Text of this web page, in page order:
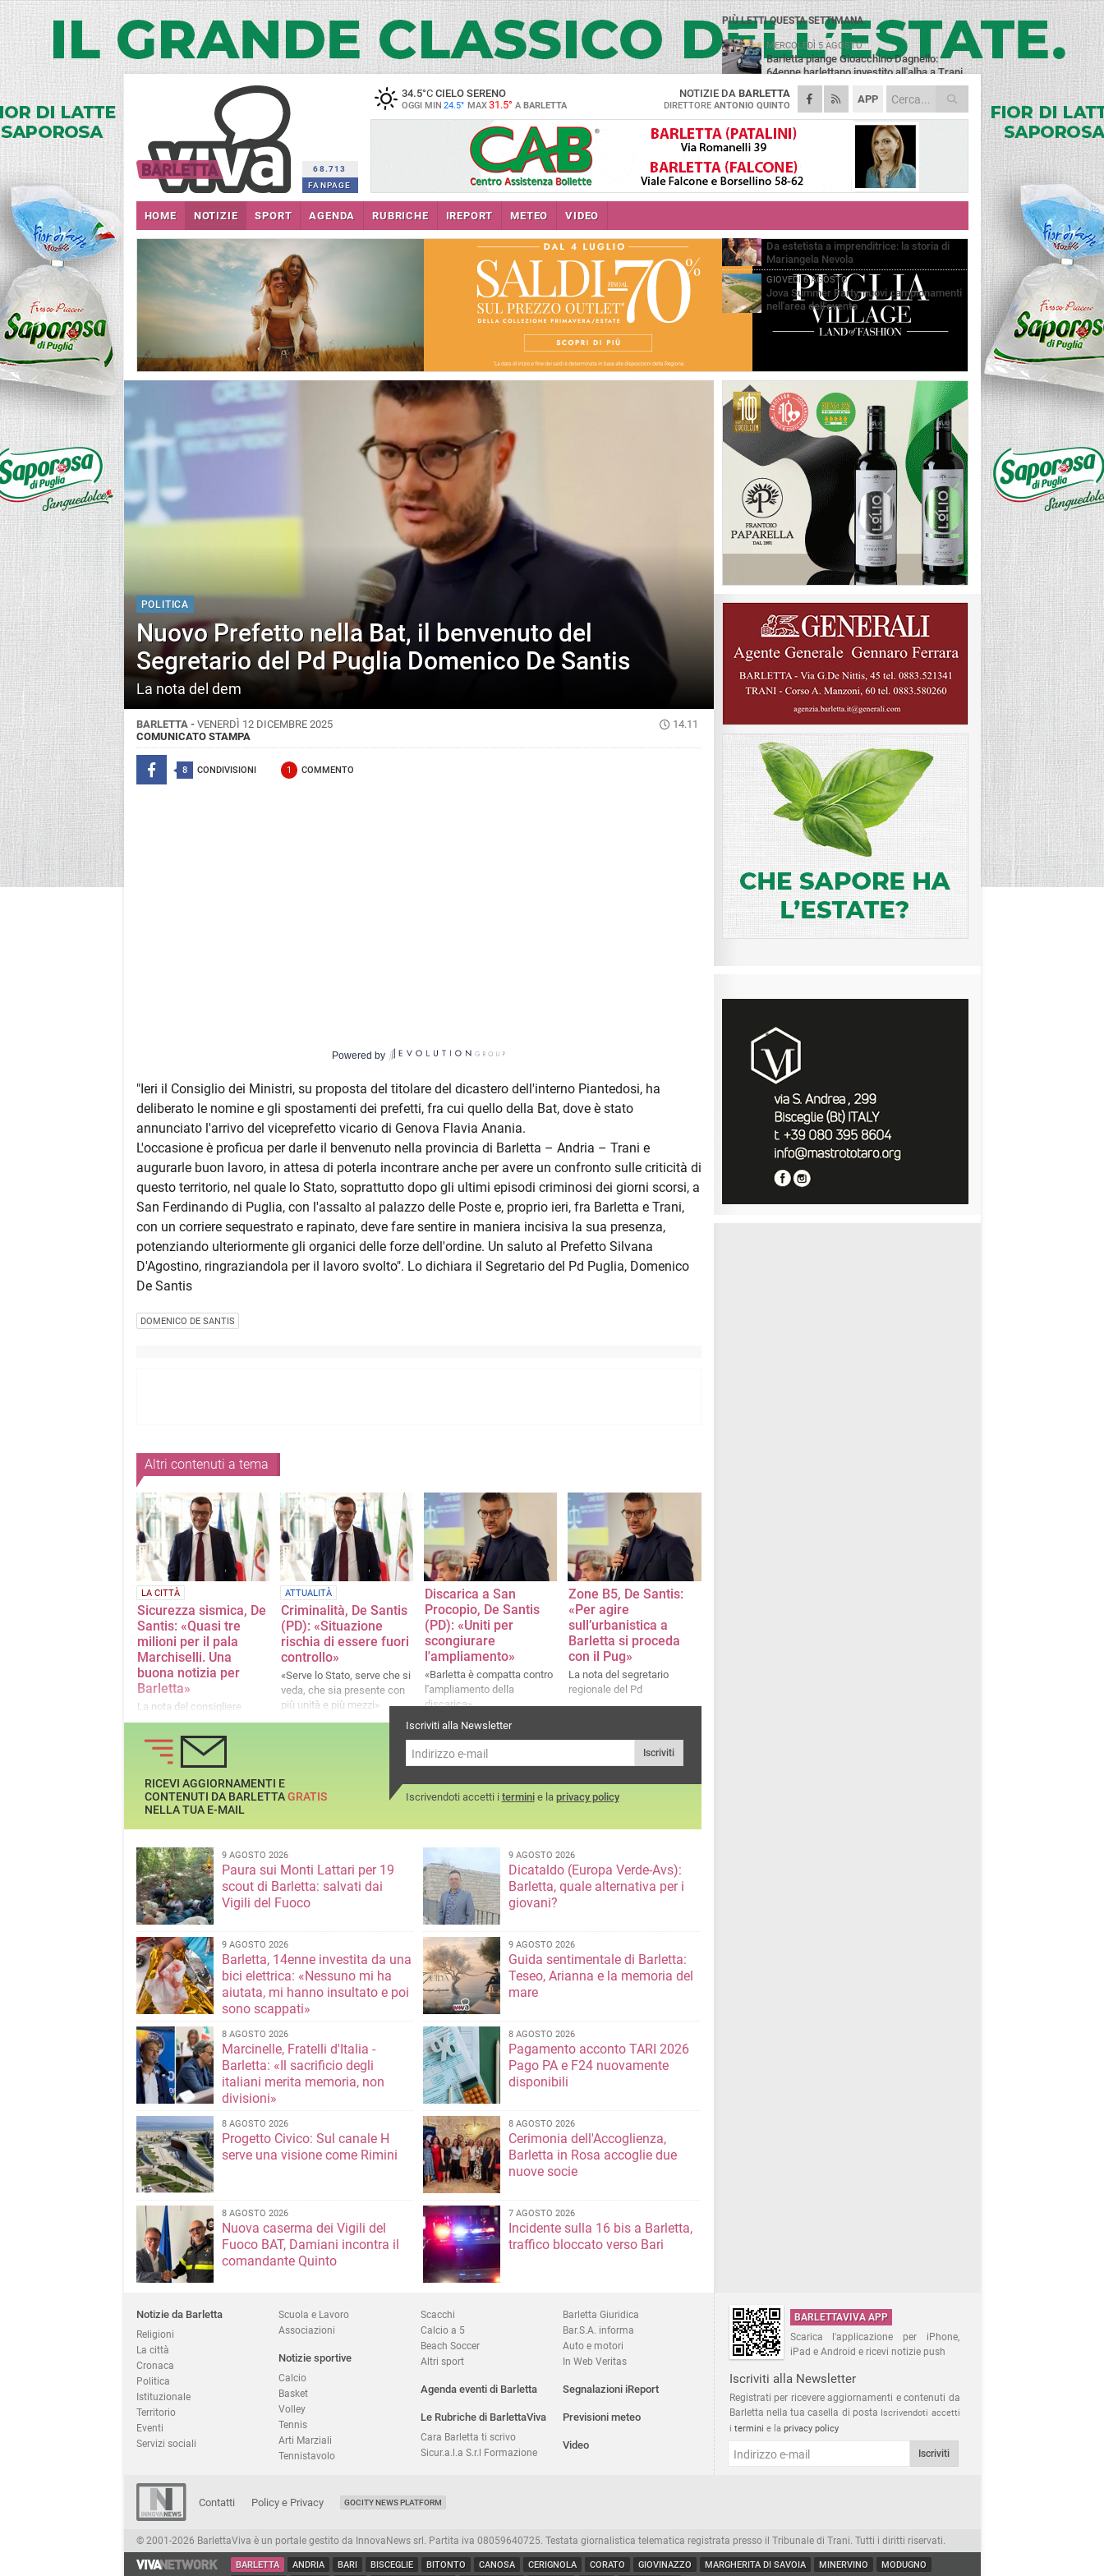
68.713
FANPAGE
34.5°CCIELO SERENO
OGGI MIN 24.5° MAX31.5° A BARLETTA
APP
NOTIZIE DA BARLETTA
DIRETTORE ANTONIO QUINTO
HOME NOTIZIE SPORT AGENDA RUBRICHE IREPORT METEO VIDEO
POLITICA
Nuovo Prefetto nella Bat, il benvenuto del
Segretario del Pd Puglia Domenico De Santis
La nota del dem
BARLETTA - VENERDÌ 12 DICEMBRE 2025
14.11
COMUNICATO STAMPA
8 CONDIVISIONI 1 COMMENTO
Powered by
"Ieri il Consiglio dei Ministri, su proposta del titolare del dicastero dell'interno Piantedosi, ha
deliberato le nomine e gli spostamenti dei prefetti, fra cui quello della Bat, dove è stato
annunciato l'arrivo del viceprefetto vicario di Genova Flavia Anania.
L'occasione è proficua per darle il benvenuto nella provincia di Barletta – Andria – Trani e
augurarle buon lavoro, in attesa di poterla incontrare anche per avere un confronto sulle criticità di
questo territorio, nel quale lo Stato, soprattutto dopo gli ultimi episodi criminosi dei giorni scorsi, a
San Ferdinando di Puglia, con l'assalto al palazzo delle Poste e, proprio ieri, fra Barletta e Trani,
con un corriere sequestrato e rapinato, deve fare sentire in maniera incisiva la sua presenza,
potenziando ulteriormente gli organici delle forze dell'ordine. Un saluto al Prefetto Silvana
D'Agostino, ringraziandola per il lavoro svolto". Lo dichiara il Segretario del Pd Puglia, Domenico
De Santis
DOMENICO DE SANTIS
Altri contenuti a tema
LA CITTÀ
Sicurezza sismica, De
Santis: «Quasi tre
milioni per il pala
Marchiselli. Una
buona notizia per
Barletta»
La nota del consigliere
regionale e segretario del
PD Puglia Domenico De
Santis
ATTUALITÀ
Criminalità, De Santis
(PD): «Situazione
rischia di essere fuori
controllo»
«Serve lo Stato, serve che si
veda, che sia presente con
più unità e più mezzi»
Discarica a San
Procopio, De Santis
(PD): «Uniti per
scongiurare
l'ampliamento»
«Barletta è compatta contro
l'ampliamento della
discarica»
Zone B5, De Santis:
«Per agire
sull’urbanistica a
Barletta si proceda
con il Pug»
La nota del segretario
regionale del Pd
Iscriviti alla Newsletter
Iscriviti
Iscrivendoti accetti i terminie la privacy policy
RICEVI AGGIORNAMENTI E
CONTENUTI DA BARLETTAGRATIS
NELLA TUA E-MAIL
9 AGOSTO 2026
Paura sui Monti Lattari per 19
scout di Barletta: salvati dai
Vigili del Fuoco
9 AGOSTO 2026
Dicataldo (Europa Verde-Avs):
Barletta, quale alternativa per i
giovani?
9 AGOSTO 2026
Barletta, 14enne investita da una
bici elettrica: «Nessuno mi ha
aiutata, mi hanno insultato e poi
sono scappati»
9 AGOSTO 2026
Guida sentimentale di Barletta:
Teseo, Arianna e la memoria del
mare
8 AGOSTO 2026
Marcinelle, Fratelli d'Italia -
Barletta: «Il sacrificio degli
italiani merita memoria, non
divisioni»
8 AGOSTO 2026
Pagamento acconto TARI 2026
Pago PA e F24 nuovamente
disponibili
8 AGOSTO 2026
Progetto Civico: Sul canale H
serve una visione come Rimini
8 AGOSTO 2026
Cerimonia dell'Accoglienza,
Barletta in Rosa accoglie due
nuove socie
8 AGOSTO 2026
Nuova caserma dei Vigili del
Fuoco BAT, Damiani incontra il
comandante Quinto
7 AGOSTO 2026
Incidente sulla 16 bis a Barletta,
traffico bloccato verso Bari
PIÙ LETTI QUESTA SETTIMANA
MERCOLEDÌ 5 AGOSTO
Barletta piange Gioacchino Dagnello:
64enne barlettano investito all'alba a Trani
GIOVEDÌ 6 AGOSTO
Il ricordo di "Cecco", il benzinaio col
sorriso: «Contava i giorni che lo
separavano dalla pensione»
VENERDÌ 7 AGOSTO
Incidente sulla 16 bis a Barletta, traffico
bloccato verso Bari
MERCOLEDÌ 5 AGOSTO
Jova Summer Party, giovedì mattina
VENERDÌ 7 AGOSTO
Da estetista a imprenditrice: la storia di
Mariangela Nevola
GIOVEDÌ 6 AGOSTO
Jova Summer Party, nuovi campionamenti
nell'area dell'evento
Notizie da Barletta
Religioni
La città
Cronaca
Politica
Istituzionale
Territorio
Eventi
Servizi sociali
Scuola e Lavoro
Associazioni
Notizie sportive
Calcio
Basket
Volley
Tennis
Arti Marziali
Tennistavolo
Scacchi
Calcio a 5
Beach Soccer
Altri sport
Agenda eventi di Barletta
Le Rubriche di BarlettaViva
Cara Barletta ti scrivo
Sicur.a.l.a S.r.l Formazione
Barletta Giuridica
Bar.S.A. informa
Auto e motori
In Web Veritas
Segnalazioni iReport
Previsioni meteo
Video
BARLETTAVIVA APP
Scarica l'applicazione per iPhone,
iPad e Android e ricevi notizie push
Iscriviti alla Newsletter
Registrati per ricevere aggiornamenti e contenuti da
Barletta nella tua casella di posta Iscrivendoti accetti
i termini e la privacy policy
Iscriviti
Contatti Policy e Privacy GOCITY NEWS PLATFORM
© 2001-2026 BarlettaViva è un portale gestito da InnovaNews srl. Partita iva 08059640725. Testata giornalistica telematica registrata presso il Tribunale di Trani. Tutti i diritti riservati.
BARLETTA ANDRIA BARI BISCEGLIE BITONTO CANOSA CERIGNOLA CORATO GIOVINAZZO MARGHERITA DI SAVOIA MINERVINO MODUGNO